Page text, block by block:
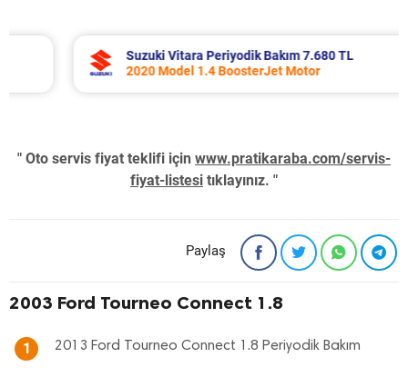
Suzuki Vitara Periyodik Bakım 7.680 TL
2020 Model 1.4 BoosterJet Motor
" Oto servis fiyat teklifi için www.pratikaraba.com/servis-
fiyat-listesi tıklayınız. "
Paylaş
2003 Ford Tourneo Connect 1.8
1 2013 Ford Tourneo Connect 1.8 Periyodik Bakım